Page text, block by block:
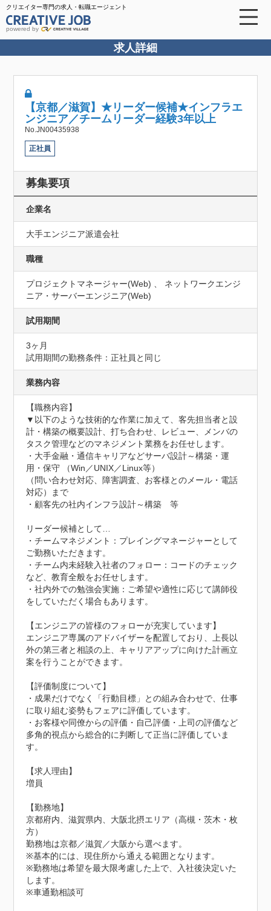
クリエイター専門の求人・転職エージェント
powered by
求人詳細
【京都／滋賀】★リーダー候補★インフラエ
ンジニア／チームリーダー経験3年以上
No.JN00435938
正社員
募集要項
企業名
大手エンジニア派遣会社
職種
プロジェクトマネージャー(Web) 、 ネットワークエンジ
ニア・サーバーエンジニア(Web)
試用期間
3ヶ月
試用期間の勤務条件：正社員と同じ
業務内容
【職務内容】
▼以下のような技術的な作業に加えて、客先担当者と設
計・構築の概要設計、打ち合わせ、レビュー、メンバの
タスク管理などのマネジメント業務をお任せします。
・大手金融・通信キャリアなどサーバ設計～構築・運
用・保守 （Win／UNIX／Linux等）
（問い合わせ対応、障害調査、お客様とのメール・電話
対応）まで
・顧客先の社内インフラ設計～構築　等
リーダー候補として…
・チームマネジメント：プレイングマネージャーとして
ご勤務いただきます。
・チーム内未経験入社者のフォロー：コードのチェック
など、教育全般をお任せします。
・社内外での勉強会実施：ご希望や適性に応じて講師役
をしていただく場合もあります。
【エンジニアの皆様のフォローが充実しています】
エンジニア専属のアドバイザーを配置しており、上長以
外の第三者と相談の上、キャリアアップに向けた計画立
案を行うことができます。
【評価制度について】
・成果だけでなく「行動目標」との組み合わせで、仕事
に取り組む姿勢もフェアに評価しています。
・お客様や同僚からの評価・自己評価・上司の評価など
多角的視点から総合的に判断して正当に評価していま
す。
【求人理由】
増員
【勤務地】
京都府内、滋賀県内、大阪北摂エリア（高槻・茨木・枚
方）
勤務地は京都／滋賀／大阪から選べます。
※基本的には、現住所から通える範囲となります。
※勤務地は希望を最大限考慮した上で、入社後決定いた
します。
※車通勤相談可